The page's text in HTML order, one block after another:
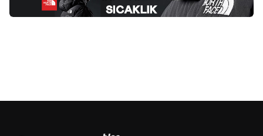
koşullarından veya zayıf […]